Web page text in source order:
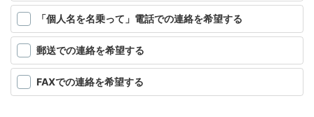
「個人名を名乗って」電話での連絡を希望する
郵送での連絡を希望する
FAXでの連絡を希望する